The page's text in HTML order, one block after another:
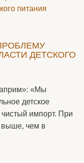
ДЕТСКОГО
«Мы
детское
импорт. При
выше, чем в